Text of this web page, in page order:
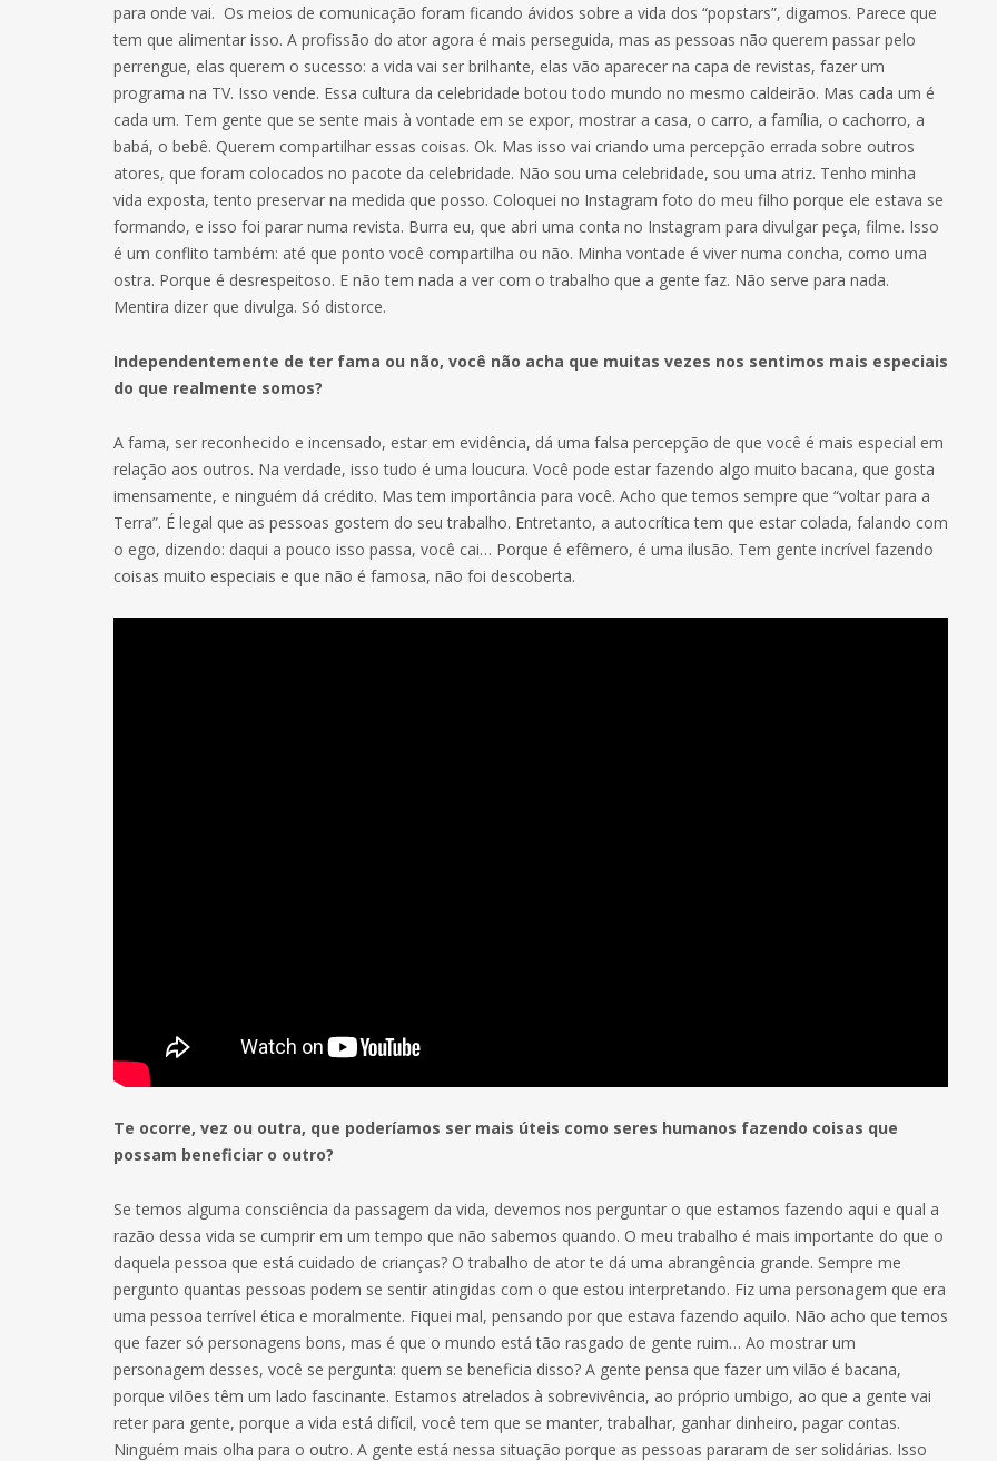
para onde vai. Os meios de comunicação foram ficando ávidos sobre a vida dos “popstars”, digamos. Parece que
tem que alimentar isso. A profissão do ator agora é mais perseguida, mas as pessoas não querem passar pelo
perrengue, elas querem o sucesso: a vida vai ser brilhante, elas vão aparecer na capa de revistas, fazer um
programa na TV. Isso vende. Essa cultura da celebridade botou todo mundo no mesmo caldeirão. Mas cada um é
cada um. Tem gente que se sente mais à vontade em se expor, mostrar a casa, o carro, a família, o cachorro, a
babá, o bebê. Querem compartilhar essas coisas. Ok. Mas isso vai criando uma percepção errada sobre outros
atores, que foram colocados no pacote da celebridade. Não sou uma celebridade, sou uma atriz. Tenho minha
vida exposta, tento preservar na medida que posso. Coloquei no Instagram foto do meu filho porque ele estava se
formando, e isso foi parar numa revista. Burra eu, que abri uma conta no Instagram para divulgar peça, filme. Isso
é um conflito também: até que ponto você compartilha ou não. Minha vontade é viver numa concha, como uma
ostra. Porque é desrespeitoso. E não tem nada a ver com o trabalho que a gente faz. Não serve para nada.
Mentira dizer que divulga. Só distorce.
Independentemente de ter fama ou não, você não acha que muitas vezes nos sentimos mais especiais
do que realmente somos?
A fama, ser reconhecido e incensado, estar em evidência, dá uma falsa percepção de que você é mais especial em
relação aos outros. Na verdade, isso tudo é uma loucura. Você pode estar fazendo algo muito bacana, que gosta
imensamente, e ninguém dá crédito. Mas tem importância para você. Acho que temos sempre que “voltar para a
Terra”. É legal que as pessoas gostem do seu trabalho. Entretanto, a autocrítica tem que estar colada, falando com
o ego, dizendo: daqui a pouco isso passa, você cai… Porque é efêmero, é uma ilusão. Tem gente incrível fazendo
coisas muito especiais e que não é famosa, não foi descoberta.
Te ocorre, vez ou outra, que poderíamos ser mais úteis como seres humanos fazendo coisas que
possam beneficiar o outro?
Se temos alguma consciência da passagem da vida, devemos nos perguntar o que estamos fazendo aqui e qual a
razão dessa vida se cumprir em um tempo que não sabemos quando. O meu trabalho é mais importante do que o
daquela pessoa que está cuidado de crianças? O trabalho de ator te dá uma abrangência grande. Sempre me
pergunto quantas pessoas podem se sentir atingidas com o que estou interpretando. Fiz uma personagem que era
uma pessoa terrível ética e moralmente. Fiquei mal, pensando por que estava fazendo aquilo. Não acho que temos
que fazer só personagens bons, mas é que o mundo está tão rasgado de gente ruim… Ao mostrar um
personagem desses, você se pergunta: quem se beneficia disso? A gente pensa que fazer um vilão é bacana,
porque vilões têm um lado fascinante. Estamos atrelados à sobrevivência, ao próprio umbigo, ao que a gente vai
reter para gente, porque a vida está difícil, você tem que se manter, trabalhar, ganhar dinheiro, pagar contas.
Ninguém mais olha para o outro. A gente está nessa situação porque as pessoas pararam de ser solidárias. Isso